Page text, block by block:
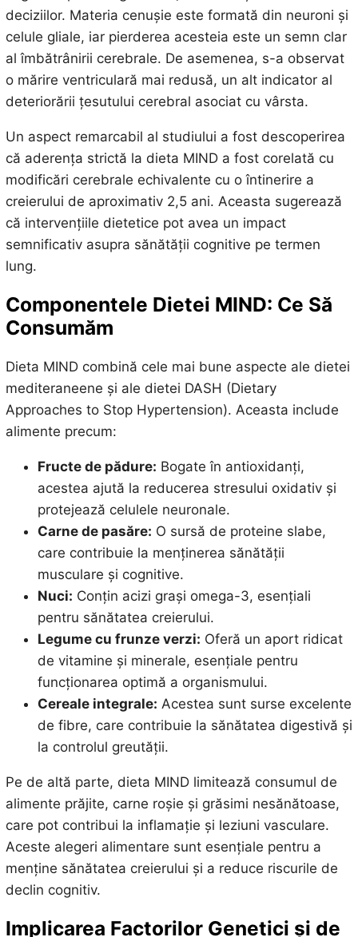
deciziilor. Materia cenușie este formată din neuroni și
celule gliale, iar pierderea acesteia este un semn clar
al îmbătrânirii cerebrale. De asemenea, s-a observat
o mărire ventriculară mai redusă, un alt indicator al
deteriorării țesutului cerebral asociat cu vârsta.
Un aspect remarcabil al studiului a fost descoperirea
că aderența strictă la dieta MIND a fost corelată cu
modificări cerebrale echivalente cu o întinerire a
creierului de aproximativ 2,5 ani. Aceasta sugerează
că intervențiile dietetice pot avea un impact
semnificativ asupra sănătății cognitive pe termen
lung.
Componentele Dietei MIND: Ce Să
Consumăm
Dieta MIND combină cele mai bune aspecte ale dietei
mediteraneene și ale dietei DASH (Dietary
Approaches to Stop Hypertension). Aceasta include
alimente precum:
Fructe de pădure: Bogate în antioxidanți,
acestea ajută la reducerea stresului oxidativ și
protejează celulele neuronale.
Carne de pasăre: O sursă de proteine slabe,
care contribuie la menținerea sănătății
musculare și cognitive.
Nuci: Conțin acizi grași omega-3, esențiali
pentru sănătatea creierului.
Legume cu frunze verzi: Oferă un aport ridicat
de vitamine și minerale, esențiale pentru
funcționarea optimă a organismului.
Cereale integrale: Acestea sunt surse excelente
de fibre, care contribuie la sănătatea digestivă și
la controlul greutății.
Pe de altă parte, dieta MIND limitează consumul de
alimente prăjite, carne roșie și grăsimi nesănătoase,
care pot contribui la inflamație și leziuni vasculare.
Aceste alegeri alimentare sunt esențiale pentru a
menține sănătatea creierului și a reduce riscurile de
declin cognitiv.
Implicarea Factorilor Genetici și de